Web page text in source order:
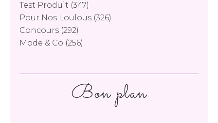
Test Produit (347)
Pour Nos Loulous (326)
Concours (292)
Mode & Co (256)
Bon plan